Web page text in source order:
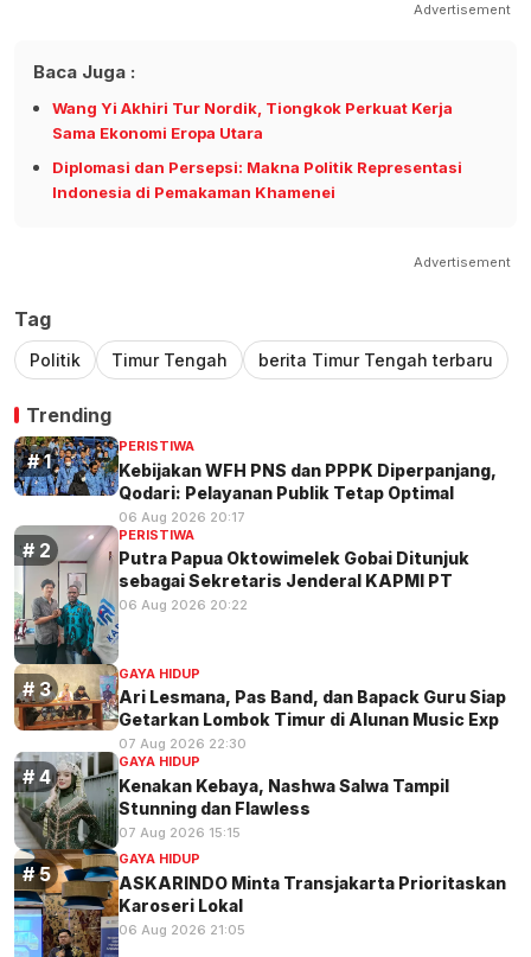
Advertisement
Baca Juga :
Wang Yi Akhiri Tur Nordik, Tiongkok Perkuat Kerja
Sama Ekonomi Eropa Utara
Diplomasi dan Persepsi: Makna Politik Representasi
Indonesia di Pemakaman Khamenei
Advertisement
Tag
Politik Timur Tengah berita Timur Tengah terbaru
Trending
PERISTIWA
Kebijakan WFH PNS dan PPPK Diperpanjang,
Qodari: Pelayanan Publik Tetap Optimal
06 Aug 2026 20:17
PERISTIWA
Putra Papua Oktowimelek Gobai Ditunjuk
sebagai Sekretaris Jenderal KAPMI PT
06 Aug 2026 20:22
GAYA HIDUP
Ari Lesmana, Pas Band, dan Bapack Guru Siap
Getarkan Lombok Timur di Alunan Music Exp
07 Aug 2026 22:30
GAYA HIDUP
Kenakan Kebaya, Nashwa Salwa Tampil
Stunning dan Flawless
07 Aug 2026 15:15
GAYA HIDUP
ASKARINDO Minta Transjakarta Prioritaskan
Karoseri Lokal
06 Aug 2026 21:05